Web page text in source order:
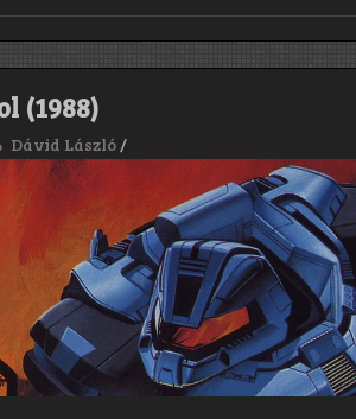
(1988)
Dávid László/